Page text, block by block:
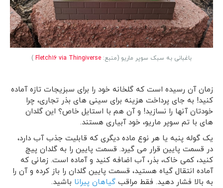
باغبانی به سبک سوپر ماریو (منبع: Fletch16 via Thingiverse
)
زمان آن رسیده است که گلخانه خود را برای سبزیجات تازه آماده
کنید! به جای پرداخت هزینه برای سینی های بذر تجاری، چرا
خودتان آنها را نسازید! و آن هم با استایل خاص؟ این گلدان
های با تم سوپر ماریو، خود آبیاری هستند.
یک گوله پنبه یا هر نوع ماده دیگری که قابلیت جذب آب دارد،
در قسمت پایین قرار می گیرد. قسمت پایین را به گلدان پیچ
کنید، کمی خاک، بذر، آب اضافه کنید و آماده است. زمانی که
آماده انتقال گیاه هستید، قسمت پایین گلدان را باز کرده و آن را
به بالا فشار دهید. فقط مراقب گیاهان پیرانا باشید.